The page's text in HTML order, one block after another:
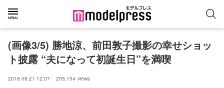
(画像3/5) 勝地涼、前田敦子撮影の幸せショッ
ト披露 “夫になって初誕生日”を満喫
2018.08.21 12:07 205,154 views